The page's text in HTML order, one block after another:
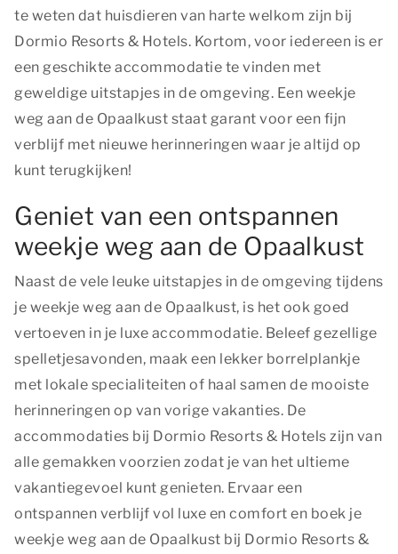
te weten dat huisdieren van harte welkom zijn bij
Dormio Resorts & Hotels. Kortom, voor iedereen is er
een geschikte accommodatie te vinden met
geweldige uitstapjes in de omgeving. Een weekje
weg aan de Opaalkust staat garant voor een fijn
verblijf met nieuwe herinneringen waar je altijd op
kunt terugkijken!
Geniet van een ontspannen
weekje weg aan de Opaalkust
Naast de vele leuke uitstapjes in de omgeving tijdens
je weekje weg aan de Opaalkust, is het ook goed
vertoeven in je luxe accommodatie. Beleef gezellige
spelletjesavonden, maak een lekker borrelplankje
met lokale specialiteiten of haal samen de mooiste
herinneringen op van vorige vakanties. De
accommodaties bij Dormio Resorts & Hotels zijn van
alle gemakken voorzien zodat je van het ultieme
vakantiegevoel kunt genieten. Ervaar een
ontspannen verblijf vol luxe en comfort en boek je
weekje weg aan de Opaalkust bij Dormio Resorts &